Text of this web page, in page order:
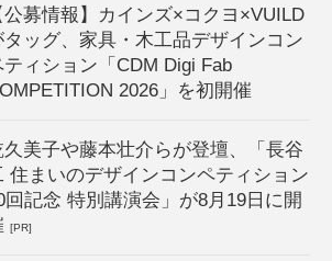
公募情報】カインズ×コクヨ×VUILD
タッグ、家具・木工品デザインコン
ティション「CDM Digi Fab
2026」を初開催
久美子や藤本壮介らが登壇、「長谷
住まいのデザインコンペティション
回記念 特別講演会」が8月19日に開
[PR]